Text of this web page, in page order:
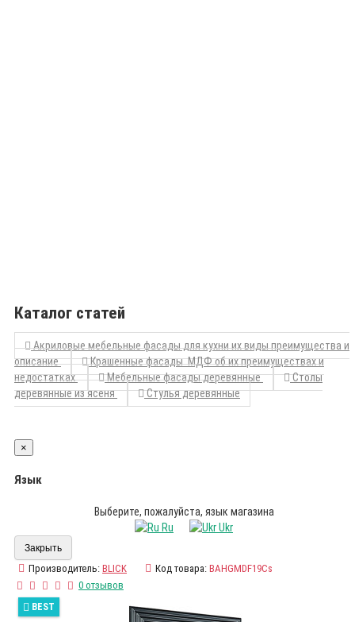
Каталог статей
Акриловые мебельные фасады для кухни их виды преимущества и
описание
Крашенные фасады МДФ об их преимуществах и
недостатках
Мебельные фасады деревянные
Столы
деревянные из ясеня
Стулья деревянные
×
Язык
Выберите, пожалуйста, язык магазина
Ru
Ukr
Закрыть
Производитель: BLICK Код товара: BAHGMDF19Cs
0 отзывов
BEST